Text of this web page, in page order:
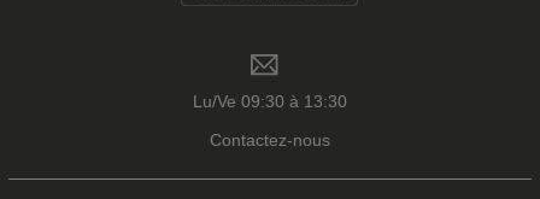
Lu/Ve 09:30 à 13:30
Contactez-nous